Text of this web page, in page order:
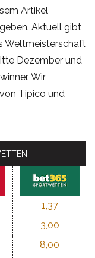
Artikel
Aktuell gibt
Weltmeisterschaft
Dezember und
Wir
Tipico und
1,37
3,00
8,00